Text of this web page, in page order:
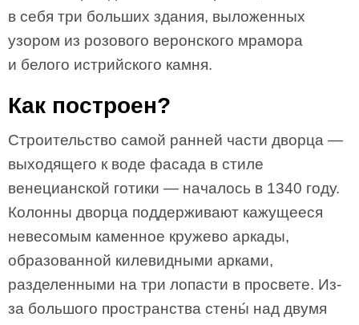
в себя три больших здания, выложенных
узором из розового веронского мрамора
и белого истрийского камня.
Как построен?
Строительство самой ранней части дворца —
выходящего к воде фасада в стиле
венецианской готики — началось в 1340 году.
Колонны дворца поддерживают кажущееся
невесомым каменное кружево аркады,
образованной килевидными арками,
разделенными на три лопасти в просвете. Из-
за большого пространства стены́ над двумя